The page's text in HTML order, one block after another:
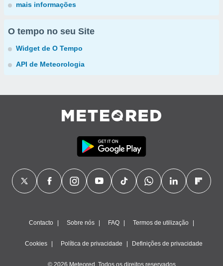
mais informações
O tempo no seu Site
Widget de O Tempo
API de Meteorologia
Contacto Sobre nós FAQ Termos de utilização
Cookies Política de privacidade Definições de privacidade
© 2026 Meteored. Todos os direitos reservados